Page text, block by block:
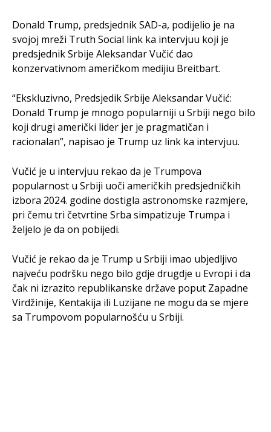
Donald Trump, predsjednik SAD-a, podijelio je na
svojoj mreži Truth Social link ka intervjuu koji je
predsjednik Srbije Aleksandar Vučić dao
konzervativnom američkom medijiu Breitbart.
“Ekskluzivno, Predsjedik Srbije Aleksandar Vučić:
Donald Trump je mnogo popularniji u Srbiji nego bilo
koji drugi američki lider jer je pragmatičan i
racionalan”, napisao je Trump uz link ka intervjuu.
Vučić je u intervjuu rekao da je Trumpova
popularnost u Srbiji uoči američkih predsjedničkih
izbora 2024. godine dostigla astronomske razmjere,
pri čemu tri četvrtine Srba simpatizuje Trumpa i
željelo je da on pobijedi.
Vučić je rekao da je Trump u Srbiji imao ubjedljivo
najveću podršku nego bilo gdje drugdje u Evropi i da
čak ni izrazito republikanske države poput Zapadne
Virdžinije, Kentakija ili Luzijane ne mogu da se mjere
sa Trumpovom popularnošću u Srbiji.